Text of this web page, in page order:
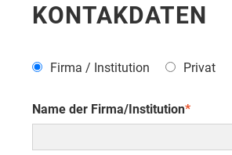
KONTAKDATEN
Firma / Institution Privat
Name der Firma/Institution*